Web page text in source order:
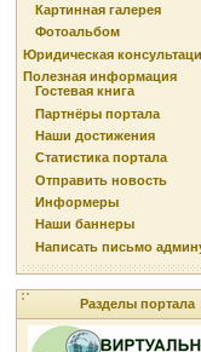
Картинная галерея
Фотоальбом
Юридическая
Полезная информация
Гостевая книга
Партнёры портала
Наши достижения
Статистика портала
Отправить новость
Информеры
Наши баннеры
Написать письмо
Разделы портала